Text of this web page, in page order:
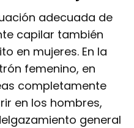
adecuada de
capilar también
en mujeres. En la
femenino, en
completamente
en los hombres,
general